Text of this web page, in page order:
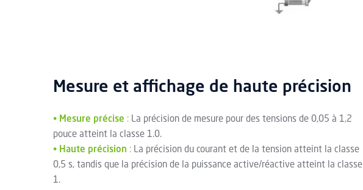
Mesure et affichage de haute précision
• Mesure précise : La précision de mesure pour des tensions de 0,05 à 1,2
pouce atteint la classe 1.0.
• Haute précision : La précision du courant et de la tension atteint la classe
0,5 s, tandis que la précision de la puissance active/réactive atteint la classe
1.